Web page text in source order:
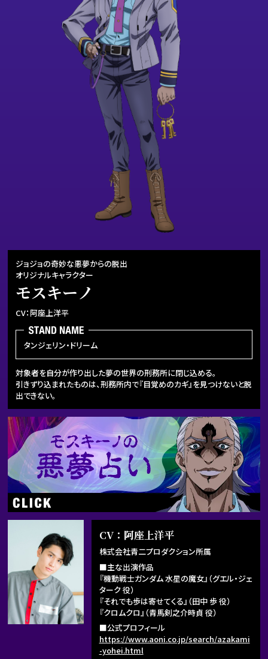
ジョジョの奇妙な悪夢からの脱出
オリジナルキャラクター
モスキーノ
CV：阿座上洋平
タンジェリン・ドリーム
対象者を自分が作り出した夢の世界の刑務所に閉じ込める。
引きずり込まれたものは、刑務所内で『目覚めのカギ』を見つけないと脱
出できない。
CV：阿座上洋平
株式会社青二プロダクション所属
■主な出演作品
『機動戦士ガンダム 水星の魔女』（グエル・ジェ
ターク 役）
『それでも歩は寄せてくる』（田中 歩 役）
『クロムクロ』（青馬剣之介時貞 役）
■公式プロフィール
https://www.aoni.co.jp/search/azakami
-yohei.html